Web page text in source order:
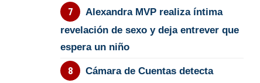
Alexandra MVP realiza íntima
revelación de sexo y deja entrever que
espera un niño
Cámara de Cuentas detecta